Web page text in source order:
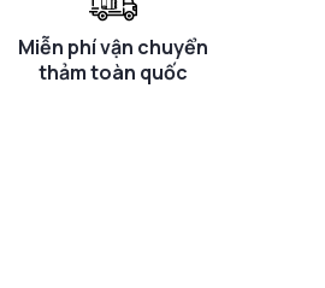
Miễn phí vận chuyển
thảm toàn quốc